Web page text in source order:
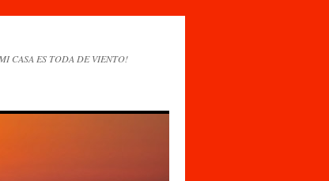
CASA ES TODA DE VIENTO!